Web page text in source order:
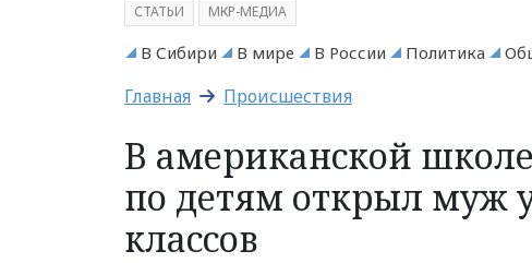
СТАТЬИ МКР-МЕДИА
В Сибири В мире В России Политика
Главная Происшествия
В американской
по детям открыл муж
классов